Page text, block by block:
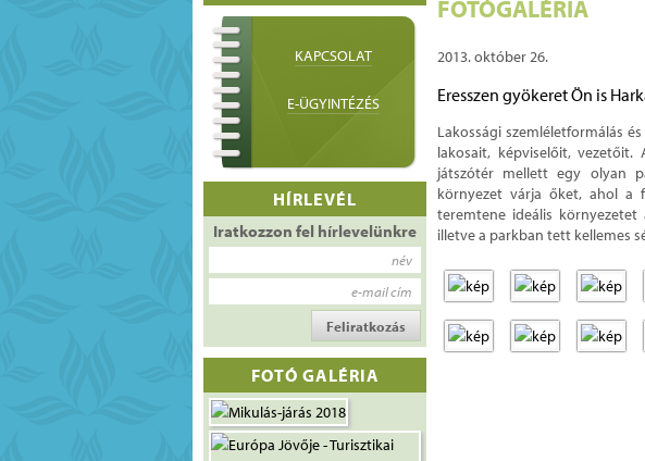
KAPCSOLAT
E-ÜGYINTÉZÉS
HÍRLEVÉL
Iratkozzon fel hírlevelünkre
név
e-mail cím
FOTÓ GALÉRIA
FOTÓGALÉRIA
2013. október 26.
Eresszen gyökeret Ön is
Lakossági szemléletformálás
lakosait, képviselőit,
játszótér mellett egy olyan
környezet várja őket, ahol a
teremtene ideális
illetve a parkban tett kellemes